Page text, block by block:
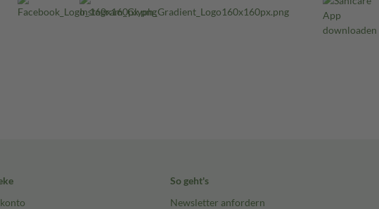
So geht's
Newsletter anfordern